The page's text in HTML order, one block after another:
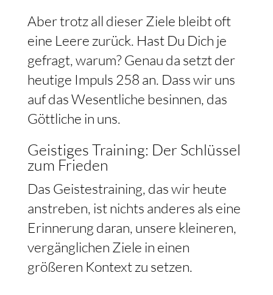
Aber trotz all dieser Ziele bleibt oft
eine Leere zurück. Hast Du Dich je
gefragt, warum? Genau da setzt der
heutige Impuls 258 an. Dass wir uns
auf das Wesentliche besinnen, das
Göttliche in uns.
Geistiges Training: Der Schlüssel
zum Frieden
Das Geistestraining, das wir heute
anstreben, ist nichts anderes als eine
Erinnerung daran, unsere kleineren,
vergänglichen Ziele in einen
größeren Kontext zu setzen.